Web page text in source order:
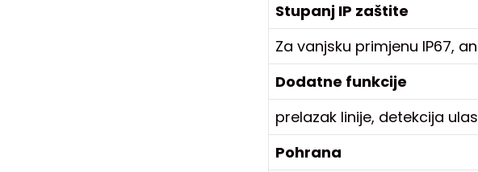
Stupanj IP zaštite
Za vanjsku primjenu IP67,
Dodatne funkcije
prelazak linije, detekcija
Pohrana